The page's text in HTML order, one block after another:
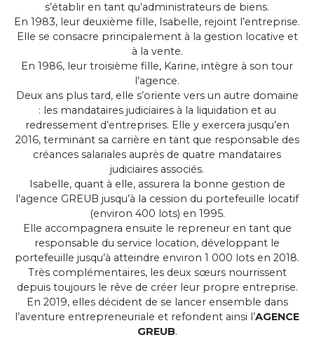
s’établir en tant qu’administrateurs de biens.
En 1983, leur deuxième fille, Isabelle, rejoint l’entreprise.
Elle se consacre principalement à la gestion locative et
à la vente.
En 1986, leur troisième fille, Karine, intègre à son tour
l’agence.
Deux ans plus tard, elle s’oriente vers un autre domaine
: les mandataires judiciaires à la liquidation et au
redressement d’entreprises. Elle y exercera jusqu’en
2016, terminant sa carrière en tant que responsable des
créances salariales auprès de quatre mandataires
judiciaires associés.
Isabelle, quant à elle, assurera la bonne gestion de
l’agence GREUB jusqu’à la cession du portefeuille locatif
(environ 400 lots) en 1995.
Elle accompagnera ensuite le repreneur en tant que
responsable du service location, développant le
portefeuille jusqu’à atteindre environ 1 000 lots en 2018.
Très complémentaires, les deux sœurs nourrissent
depuis toujours le rêve de créer leur propre entreprise.
En 2019, elles décident de se lancer ensemble dans
l’aventure entrepreneuriale et refondent ainsi l’AGENCE
GREUB.